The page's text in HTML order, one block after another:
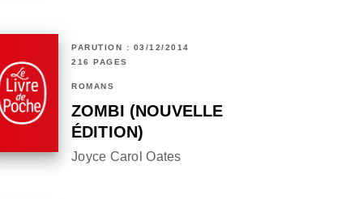
PARUTION : 03/12/2014
216 PAGES
ROMANS
ZOMBI (NOUVELLE
ÉDITION)
Joyce Carol Oates